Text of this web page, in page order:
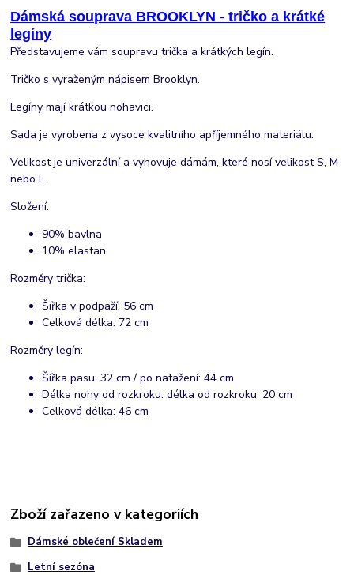
Dámská souprava BROOKLYN - tričko a krátké
legíny
Představujeme vám soupravu trička a krátkých legín.
Tričko s vyraženým nápisem Brooklyn.
Legíny mají krátkou nohavici.
Sada je vyrobena z vysoce kvalitního apříjemného materiálu.
Velikost je univerzální a vyhovuje dámám, které nosí velikost S, M
nebo L.
Složení:
90% bavlna
10% elastan
Rozměry trička:
Šířka v podpaží: 56 cm
Celková délka: 72 cm
Rozměry legín:
Šířka pasu: 32 cm / po natažení: 44 cm
Délka nohy od rozkroku: délka od rozkroku: 20 cm
Celková délka: 46 cm
Zboží zařazeno v kategoriích
Dámské oblečení Skladem
Letní sezóna